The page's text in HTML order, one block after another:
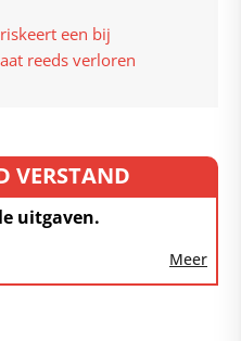
een bij
reeds verloren
VERSTAND
uitgaven.
Meer